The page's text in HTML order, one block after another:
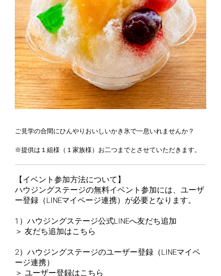
ご見学の合間にひんやりおいしいかき氷で一息いれませんか？
※提供は１組様（１家族様）お二つまでとさせていただきます。
【イベント参加方法について】
ハウジングステージの無料イベント参加には、ユーザ
ー登録（LINEマイページ連携）が必要となります。
1）ハウジングステージ公式LINEへ友だち追加
＞ 友だち追加はこちら
2）ハウジングステージのユーザー登録（LINEマイペ
ージ連携）
＞ ユーザー登録はこちら